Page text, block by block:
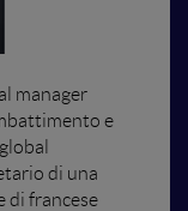
manager
e
di una
di francese